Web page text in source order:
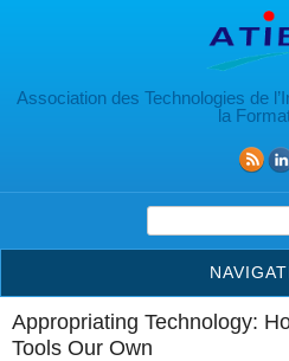
Association des Technologies de
la
Formulaire de
Appropriating Technology:
Tools Our Own